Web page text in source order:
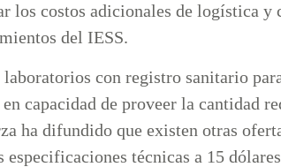
los costos adicionales de logística y
del IESS.
con registro sanitario
capacidad de proveer la cantidad
ha difundido que existen otras
técnicas a 15